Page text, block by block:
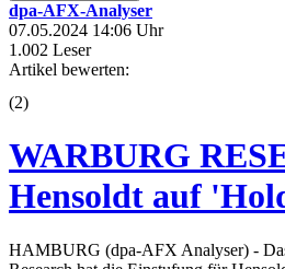
dpa-AFX-Analyser
07.05.2024 14:06 Uhr
1.002 Leser
Artikel bewerten:
(2)
WARBURG
Hensoldt auf
HAMBURG (dpa-AFX Analyser) -